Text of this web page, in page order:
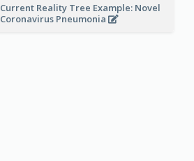
Current Reality Tree Example: Novel
Coronavirus Pneumonia